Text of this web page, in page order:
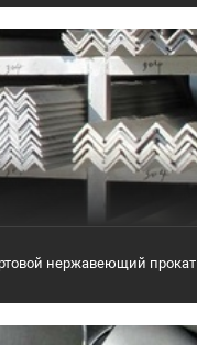
нержавеющий прокат